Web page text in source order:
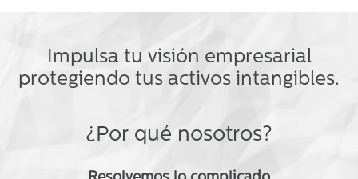
Impulsa tu visión empresarial
protegiendo tus activos intangibles.
¿Por qué nosotros?